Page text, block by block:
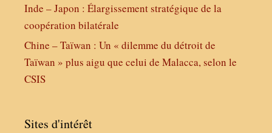
Inde – Japon : Élargissement stratégique de la
coopération bilatérale
Chine – Taïwan : Un « dilemme du détroit de
Taïwan » plus aigu que celui de Malacca, selon le
CSIS
Sites d'intérêt